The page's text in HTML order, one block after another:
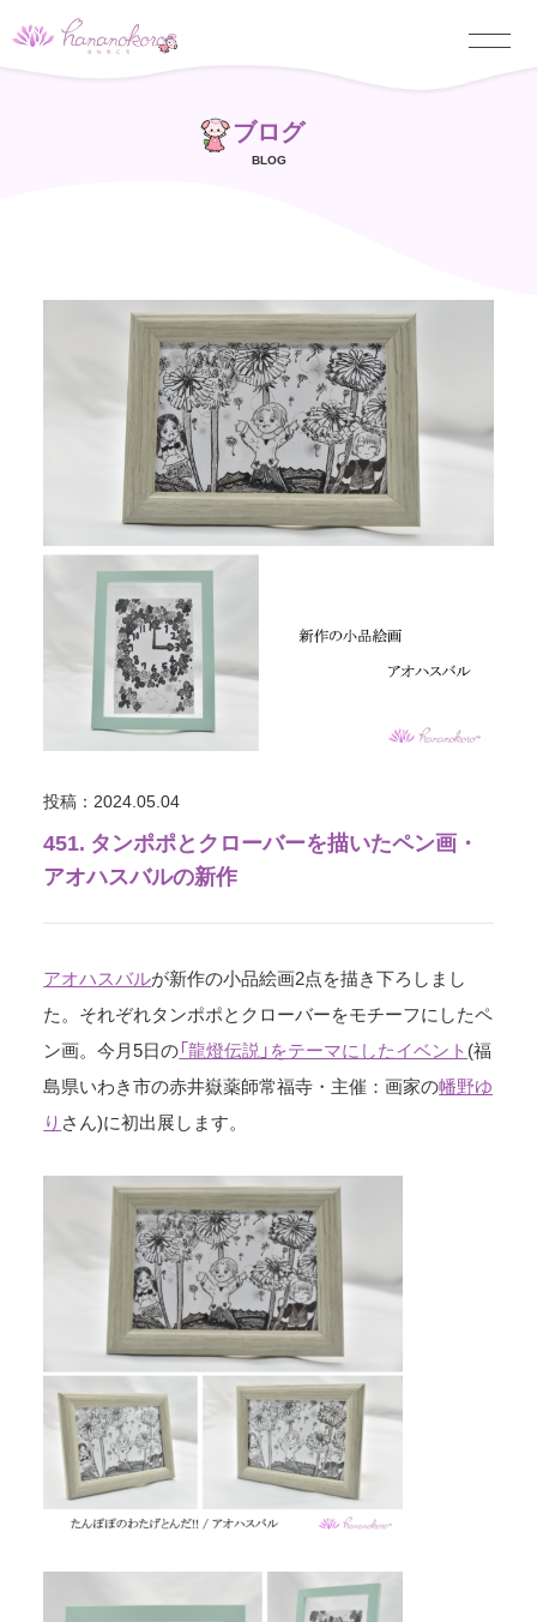
ブログ
BLOG
投稿：2024.05.04
451. タンポポとクローバーを描いたペン画・
アオハスバルの新作
アオハスバルが新作の小品絵画2点を描き下ろしまし
た。それぞれタンポポとクローバーをモチーフにしたペ
ン画。今月5日の「龍燈伝説」をテーマにしたイベント(福
島県いわき市の赤井嶽薬師常福寺・主催：画家の幡野ゆ
り さん)に初出展します。